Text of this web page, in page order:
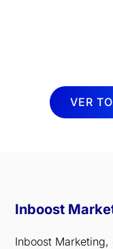
VER
Inboost
Inboost